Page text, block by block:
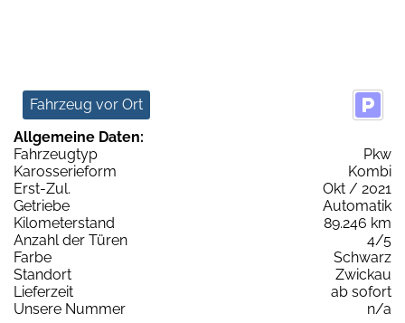
Fahrzeug vor Ort
Allgemeine Daten:
Fahrzeugtyp
Pkw
Karosserieform
Kombi
Erst-Zul.
Okt / 2021
Getriebe
Automatik
Kilometerstand
89.246 km
Anzahl der Türen
4/5
Farbe
Schwarz
Standort
Zwickau
Lieferzeit
ab sofort
Unsere Nummer
n/a